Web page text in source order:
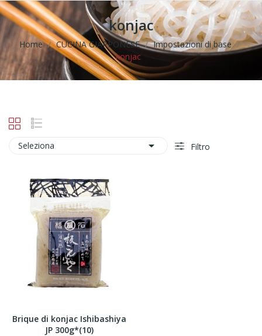
konjac
Home CUCINA GIAPPONESE
Impostazioni di base
konjac
Seleziona  Filtro
Brique di konjac Ishibashiya
JP 300g*(10)